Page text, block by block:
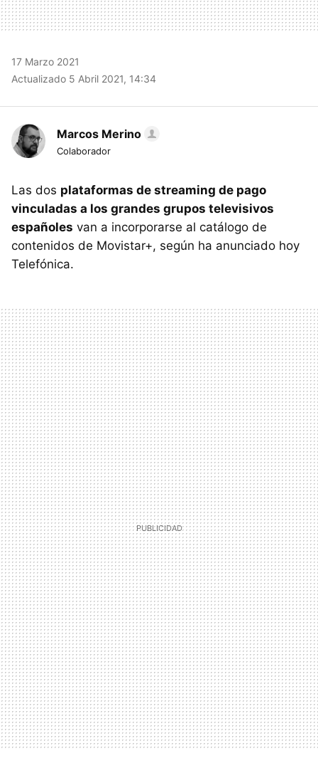
17 Marzo 2021
Actualizado 5 Abril 2021, 14:34
Marcos Merino
Colaborador
Las dos plataformas de streaming de pago
vinculadas a los grandes grupos televisivos
españoles van a incorporarse al catálogo de
contenidos de Movistar+, según ha anunciado hoy
Telefónica.